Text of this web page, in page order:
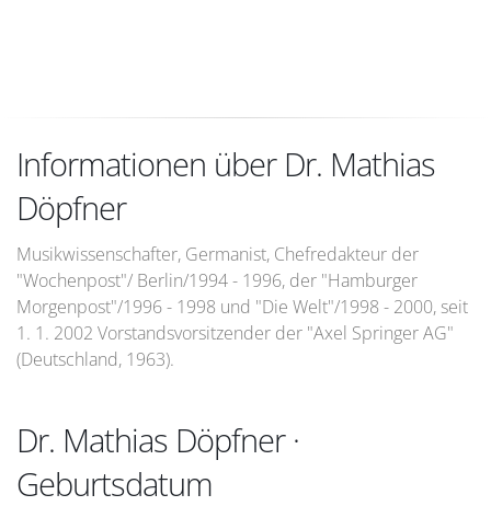
Informationen über Dr. Mathias
Döpfner
Musikwissenschafter, Germanist, Chefredakteur der
"Wochenpost"/ Berlin/1994 - 1996, der "Hamburger
Morgenpost"/1996 - 1998 und "Die Welt"/1998 - 2000, seit
1. 1. 2002 Vorstandsvorsitzender der "Axel Springer AG"
(Deutschland, 1963).
Dr. Mathias Döpfner ·
Geburtsdatum